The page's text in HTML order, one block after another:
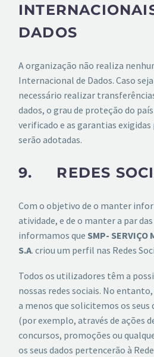
DADOS
A organização não realiza
Internacional de Dados. Caso
necessário realizar
dados, o grau de proteção do
verificado e as garantias
serão adotadas.
9. REDES
Com o objetivo de o manter
atividade, e de o manter a par
informamos que SMP- SERVIÇO
S.A. criou um perfil nas Redes
Todos os utilizadores têm a
nossas redes sociais. No
a menos que solicitemos os
(por exemplo, através de ações
concursos, promoções ou
os seus dados pertencerão à